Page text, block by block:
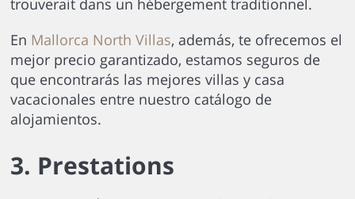
En Mallorca North Villas, además, te ofrecemos el
mejor precio garantizado, estamos seguros de
que encontrarás las mejores villas y casa
vacacionales entre nuestro catálogo de
alojamientos.
3. Prestations